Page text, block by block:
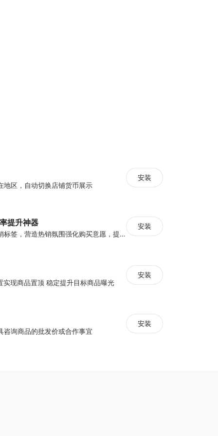
地区，自动切换店铺货币展示
安装
提升神器
设置倒计时与营销标签，营造热销氛围强化购买意愿，提升下单转化率
安装
实现商品置顶 稳定提升目标商品曝光
安装
咨询商品的批发价或合作事宜
安装